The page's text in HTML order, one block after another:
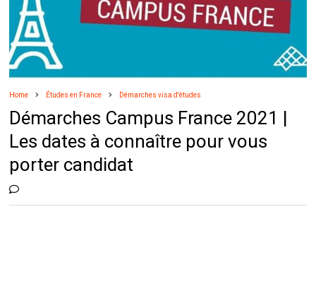
Home Études en France Démarches visa d'études
Démarches Campus France 2021 |
Les dates à connaître pour vous
porter candidat